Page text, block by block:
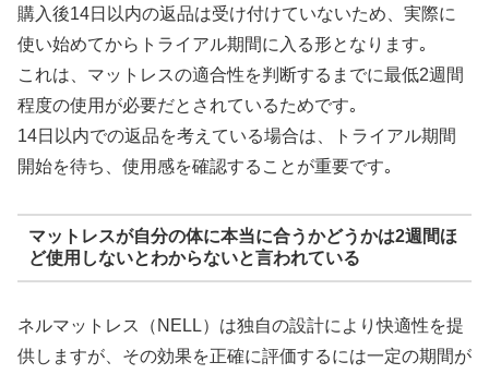
購入後14日以内の返品は受け付けていないため、実際に
使い始めてからトライアル期間に入る形となります｡
これは、マットレスの適合性を判断するまでに最低2週間
程度の使用が必要だとされているためです｡
14日以内での返品を考えている場合は、トライアル期間
開始を待ち、使用感を確認することが重要です｡
マットレスが自分の体に本当に合うかどうかは2週間ほ
ど使用しないとわからないと言われている
ネルマットレス（NELL）は独自の設計により快適性を提
供しますが、その効果を正確に評価するには一定の期間が